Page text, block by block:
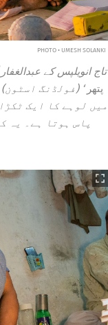
PHOTO • UMESH SOLANKI
تاج انویلپس کے
پتھر ‘ (فولڈنگ
میں لوہے کا ایک
پاس ہوتا ہے۔ یہ